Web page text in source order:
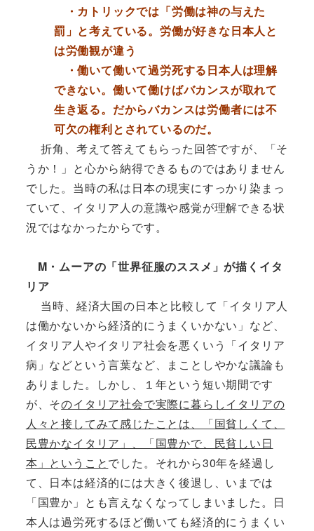
・カトリックでは「労働は神の与えた
罰」と考えている。労働が好きな日本人と
は労働観が違う
・働いて働いて過労死する日本人は理解
できない。働いて働けばバカンスが取れて
生き返る。だからバカンスは労働者には不
可欠の権利とされているのだ。
折角、考えて答えてもらった回答ですが、「そ
うか！」と心から納得できるものではありません
でした。当時の私は日本の現実にすっかり染まっ
ていて、イタリア人の意識や感覚が理解できる状
況ではなかったからです。
M・ムーアの「世界征服のススメ」が描くイタ
リア
当時、経済大国の日本と比較して「イタリア人
は働かないから経済的にうまくいかない」など、
イタリア人やイタリア社会を悪くいう「イタリア
病」などという言葉など、まことしやかな議論も
ありました。しかし、１年という短い期間です
が、そのイタリア社会で実際に暮らしイタリアの
人々と接してみて感じたことは、「国貧しくて、
民豊かなイタリア」、「国豊かで、民貧しい日
本」ということでした。それから30年を経過し
て、日本は経済的には大きく後退し、いまでは
「国豊か」とも言えなくなってしまいました。日
本人は過労死するほど働いても経済的にうまくい